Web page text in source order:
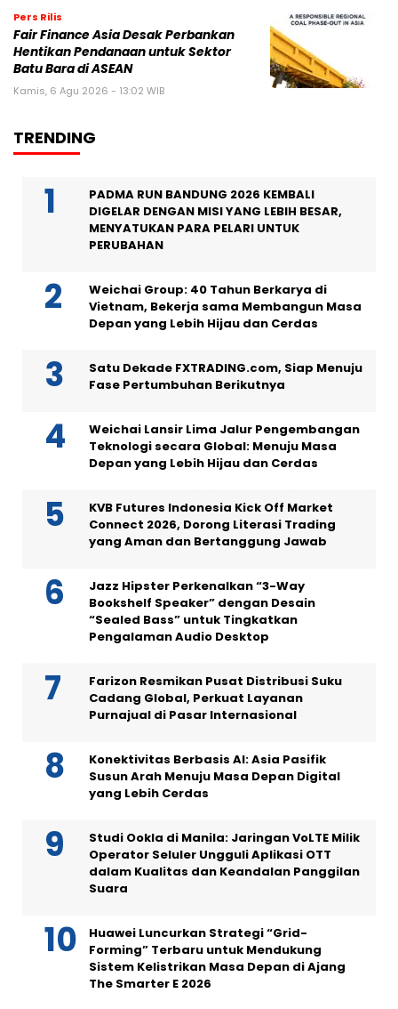
Pers Rilis
Fair Finance Asia Desak Perbankan
Hentikan Pendanaan untuk Sektor
Batu Bara di ASEAN
Kamis, 6 Agu 2026 - 13:02 WIB
TRENDING
PADMA RUN BANDUNG 2026 KEMBALI
DIGELAR DENGAN MISI YANG LEBIH BESAR,
MENYATUKAN PARA PELARI UNTUK
PERUBAHAN
Weichai Group: 40 Tahun Berkarya di
Vietnam, Bekerja sama Membangun Masa
Depan yang Lebih Hijau dan Cerdas
Satu Dekade FXTRADING.com, Siap Menuju
Fase Pertumbuhan Berikutnya
Weichai Lansir Lima Jalur Pengembangan
Teknologi secara Global: Menuju Masa
Depan yang Lebih Hijau dan Cerdas
KVB Futures Indonesia Kick Off Market
Connect 2026, Dorong Literasi Trading
yang Aman dan Bertanggung Jawab
Jazz Hipster Perkenalkan “3-Way
Bookshelf Speaker” dengan Desain
“Sealed Bass” untuk Tingkatkan
Pengalaman Audio Desktop
Farizon Resmikan Pusat Distribusi Suku
Cadang Global, Perkuat Layanan
Purnajual di Pasar Internasional
Konektivitas Berbasis AI: Asia Pasifik
Susun Arah Menuju Masa Depan Digital
yang Lebih Cerdas
Studi Ookla di Manila: Jaringan VoLTE Milik
Operator Seluler Ungguli Aplikasi OTT
dalam Kualitas dan Keandalan Panggilan
Suara
Huawei Luncurkan Strategi “Grid-
Forming” Terbaru untuk Mendukung
Sistem Kelistrikan Masa Depan di Ajang
The Smarter E 2026